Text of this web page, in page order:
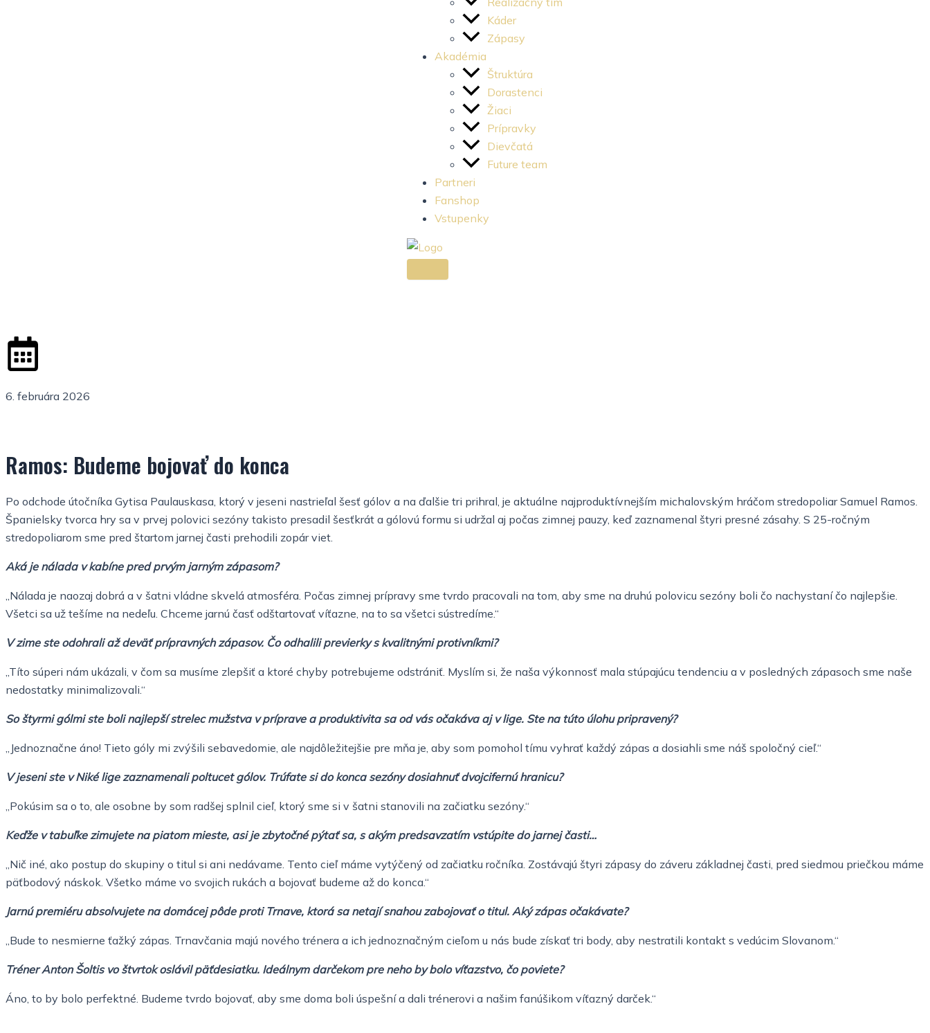
b
-
l
i
g
t
a
g
r
a
m
-
Káder
Zápasy
Akadémia
Štruktúra
Dorastenci
Žiaci
Prípravky
Dievčatá
Future team
Partneri
Fanshop
Vstupenky
6. februára 2026
Ramos: Budeme bojovať do konca
Po odchode útočníka Gytisa Paulauskasa, ktorý v jeseni nastrieľal šesť gólov a na ďalšie tri prihral, je aktuálne najproduktívnejším michalovským hráčom stredopoliar Samuel Ramos.
Španielsky tvorca hry sa v prvej polovici sezóny takisto presadil šesťkrát a gólovú formu si udržal aj počas zimnej pauzy, keď zaznamenal štyri presné zásahy. S 25-ročným
stredopoliarom sme pred štartom jarnej časti prehodili zopár viet.
Aká je nálada v kabíne pred prvým jarným zápasom?
„Nálada je naozaj dobrá a v šatni vládne skvelá atmosféra. Počas zimnej prípravy sme tvrdo pracovali na tom, aby sme na druhú polovicu sezóny boli čo nachystaní čo najlepšie.
Všetci sa už tešíme na nedeľu. Chceme jarnú časť odštartovať víťazne, na to sa všetci sústredíme.“
V zime ste odohrali až deväť prípravných zápasov. Čo odhalili previerky s kvalitnými protivníkmi?
„Títo súperi nám ukázali, v čom sa musíme zlepšiť a ktoré chyby potrebujeme odstrániť. Myslím si, že naša výkonnosť mala stúpajúcu tendenciu a v posledných zápasoch sme naše
nedostatky minimalizovali.“
So štyrmi gólmi ste boli najlepší strelec mužstva v príprave a produktivita sa od vás očakáva aj v lige. Ste na túto úlohu pripravený?
„Jednoznačne áno! Tieto góly mi zvýšili sebavedomie, ale najdôležitejšie pre mňa je, aby som pomohol tímu vyhrať každý zápas a dosiahli sme náš spoločný cieľ.“
V jeseni ste v Niké lige zaznamenali poltucet gólov. Trúfate si do konca sezóny dosiahnuť dvojcifernú hranicu?
„Pokúsim sa o to, ale osobne by som radšej splnil cieľ, ktorý sme si v šatni stanovili na začiatku sezóny.“
Keďže v tabuľke zimujete na piatom mieste, asi je zbytočné pýtať sa, s akým predsavzatím vstúpite do jarnej časti…
„Nič iné, ako postup do skupiny o titul si ani nedávame. Tento cieľ máme vytýčený od začiatku ročníka. Zostávajú štyri zápasy do záveru základnej časti, pred siedmou priečkou máme
päťbodový náskok. Všetko máme vo svojich rukách a bojovať budeme až do konca.“
Jarnú premiéru absolvujete na domácej pôde proti Trnave, ktorá sa netají snahou zabojovať o titul. Aký zápas očakávate?
„Bude to nesmierne ťažký zápas. Trnavčania majú nového trénera a ich jednoznačným cieľom u nás bude získať tri body, aby nestratili kontakt s vedúcim Slovanom.“
Tréner Anton Šoltis vo štvrtok oslávil päťdesiatku. Ideálnym darčekom pre neho by bolo víťazstvo, čo poviete?
Áno, to by bolo perfektné. Budeme tvrdo bojovať, aby sme doma boli úspešní a dali trénerovi a našim fanúšikom víťazný darček.“